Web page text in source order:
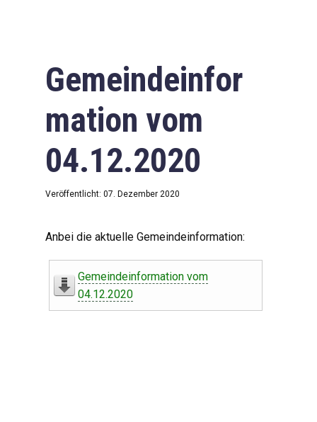
Gemeindeinfor
mation vom
04.12.2020
Veröffentlicht: 07. Dezember 2020
Anbei die aktuelle Gemeindeinformation:
Gemeindeinformation vom
04.12.2020